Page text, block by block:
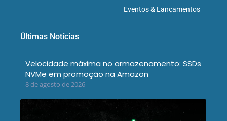
Eventos & Lançamentos
Últimas Notícias
Velocidade máxima no armazenamento: SSDs
NVMe em promoção na Amazon
8 de agosto de 2026